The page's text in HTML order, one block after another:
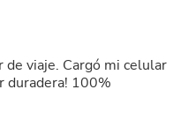
de viaje. Cargó mi celular
duradera! 100%